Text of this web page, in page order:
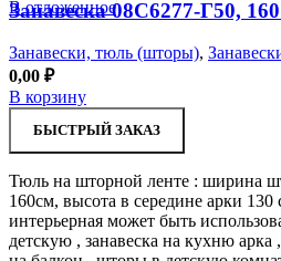
В отложенное
Занавеска 08С6277-Г50,
Занавески, тюль (шторы),
0,00 ₽
В корзину
БЫСТРЫЙ ЗАКАЗ
Тюль на шторной ленте : ширина
160см, высота в середине арки 130
интерьерная может быть
детскую , занавеска на кухню